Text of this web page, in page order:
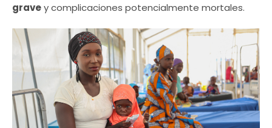
gravey complicaciones potencialmente mortales.